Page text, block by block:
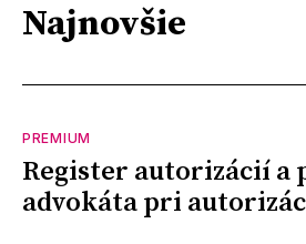
Najnovšie
PREMIUM
Register autorizácií a
advokáta pri